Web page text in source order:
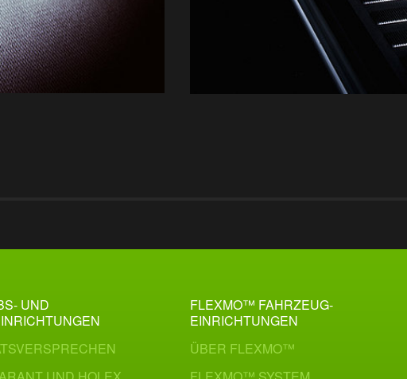
UND
FLEXMO™ FAHRZEUG­
EINRICHTUNGEN
ÜBER FLEXMO™